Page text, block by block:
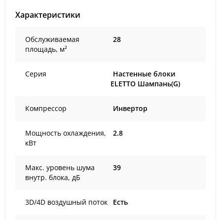
Характеристики
Обслуживаемая
площадь, м²
28
Серия
Настенные блоки
ELETTO Шампань(G)
Компрессор Инвертор
Мощность охлаждения,
кВт
2.8
Макс. уровень шума
внутр. блока, дБ
39
3D/4D воздушный поток Есть